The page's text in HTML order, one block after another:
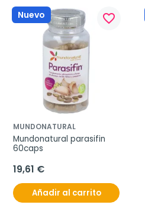
Nuevo favorite_border
MUNDONATURAL
Mundonatural parasifin
60caps
19,61 €
Añadir al carrito